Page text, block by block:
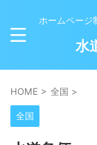
ホームページ
水
HOME > 全国 >
全国